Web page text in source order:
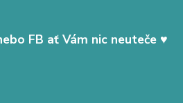
FB ať Vám nic neuteče ♥